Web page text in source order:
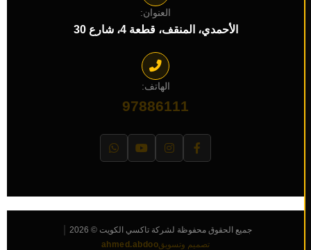
العنوان:
الأحمدي، المنقف، قطعة 4، شارع 30
الهاتف:
97886111
جميع الحقوق محفوظة لشركة تاكسي الكويت © 2026 |
تصميم وتسويقahmed.abdoo